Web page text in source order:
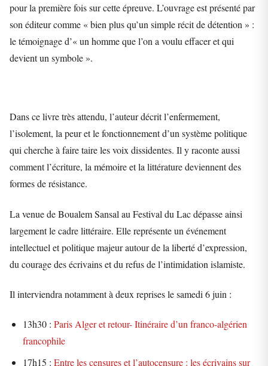
pour la première fois sur cette épreuve. L’ouvrage est présenté par
son éditeur comme « bien plus qu’un simple récit de détention » :
le témoignage d’« un homme que l’on a voulu effacer et qui
devient un symbole ».
Dans ce livre très attendu, l’auteur décrit l’enfermement,
l’isolement, la peur et le fonctionnement d’un système politique
qui cherche à faire taire les voix dissidentes. Il y raconte aussi
comment l’écriture, la mémoire et la littérature deviennent des
formes de résistance.
La venue de Boualem Sansal au Festival du Lac dépasse ainsi
largement le cadre littéraire. Elle représente un événement
intellectuel et politique majeur autour de la liberté d’expression,
du courage des écrivains et du refus de l’intimidation islamiste.
Il interviendra notamment à deux reprises le samedi 6 juin :
13h30 :Paris Alger et retour- Itinéraire d’un franco-algérien
francophile
17h15 :Entre les censures et l’autocensure : les écrivains sur